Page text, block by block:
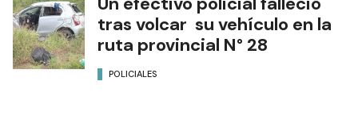
tras volcar su vehículo en la
ruta provincial N° 28
POLICIALES